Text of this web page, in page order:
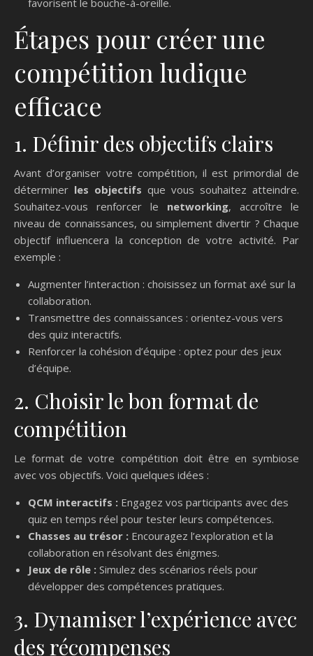
favorisent le bouche-à-oreille.
Étapes pour créer une
compétition ludique
efficace
1. Définir des objectifs clairs
Avant d’organiser votre compétition, il est primordial de
déterminer les objectifs que vous souhaitez atteindre.
Souhaitez-vous renforcer le networking, accroître le
niveau de connaissances, ou simplement divertir ? Chaque
objectif influencera la conception de votre activité. Par
exemple :
Augmenter l’interaction : choisissez un format axé sur la
collaboration.
Transmettre des connaissances : orientez-vous vers
des quiz interactifs.
Renforcer la cohésion d’équipe : optez pour des jeux
d’équipe.
2. Choisir le bon format de
compétition
Le format de votre compétition doit être en symbiose
avec vos objectifs. Voici quelques idées :
QCM interactifs : Engagez vos participants avec des
quiz en temps réel pour tester leurs compétences.
Chasses au trésor : Encouragez l’exploration et la
collaboration en résolvant des énigmes.
Jeux de rôle : Simulez des scénarios réels pour
développer des compétences pratiques.
3. Dynamiser l’expérience avec
des récompenses